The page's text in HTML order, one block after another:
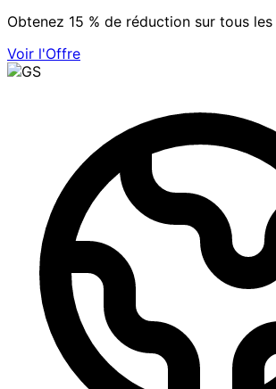
Obtenez 15 % de réduction sur tous
Voir l'Offre